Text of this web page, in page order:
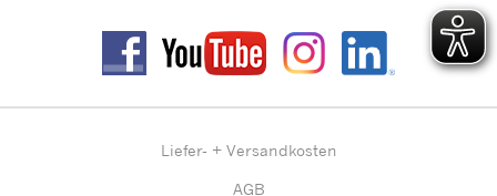
Liefer- + Versandkosten
AGB